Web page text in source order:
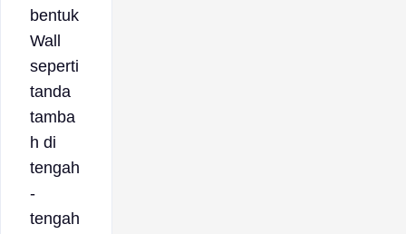
bentuk
Wall
seperti
tanda
tamba
h di
tengah
-
tengah